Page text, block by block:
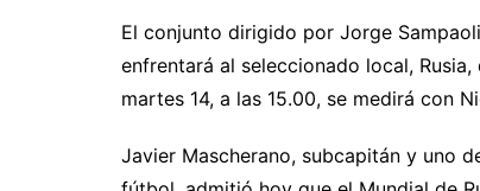
El conjunto dirigido por Jorge
enfrentará al seleccionado local,
martes 14, a las 15.00, se medirá con
Javier Mascherano, subcapitán y uno